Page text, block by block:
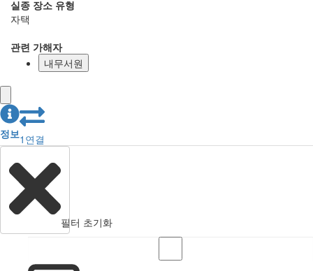
실종 장소 유형
자택
관련 가해자
내무서원
정보1 연결
필터 초기화